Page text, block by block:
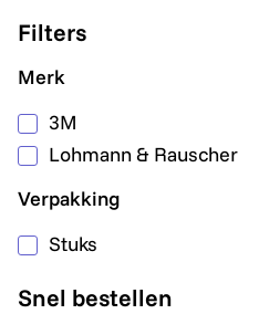
Filters
Merk
3M
Lohmann & Rauscher
Verpakking
Stuks
Snel bestellen